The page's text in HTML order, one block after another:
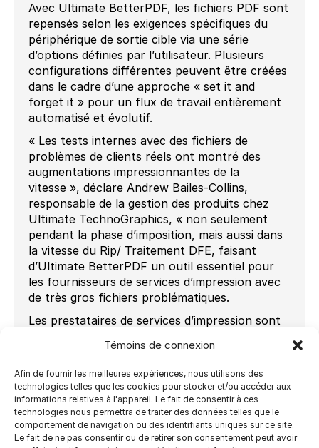
Témoins de connexion
Afin de fournir les meilleures expériences, nous utilisons des
technologies telles que les cookies pour stocker et/ou accéder aux
informations relatives à l'appareil. Le fait de consentir à ces
technologies nous permettra de traiter des données telles que le
comportement de navigation ou des identifiants uniques sur ce site.
Le fait de ne pas consentir ou de retirer son consentement peut avoir
Avec Ultimate BetterPDF, les fichiers PDF sont
repensés selon les exigences spécifiques du
périphérique de sortie cible via une série
d’options définies par l’utilisateur. Plusieurs
configurations différentes peuvent être créées
dans le cadre d’une approche « set it and
forget it » pour un flux de travail entièrement
automatisé et évolutif.
« Les tests internes avec des fichiers de
problèmes de clients réels ont montré des
augmentations impressionnantes de la
vitesse », déclare Andrew Bailes-Collins,
responsable de la gestion des produits chez
Ultimate TechnoGraphics, « non seulement
pendant la phase d’imposition, mais aussi dans
la vitesse du Rip/ Traitement DFE, faisant
d’Ultimate BetterPDF un outil essentiel pour
les fournisseurs de services d’impression avec
de très gros fichiers problématiques.
Les prestataires de services d’impression sont
délais d’exécution rapides qui sont parfois
contractuels pour respecter les délais d’envoi.
Ils ne sont généralement pas les créateurs du
fichier et ont donc besoin d’un outil de
réingénierie PDF avancé pour les aider à
produire efficacement et à maximiser